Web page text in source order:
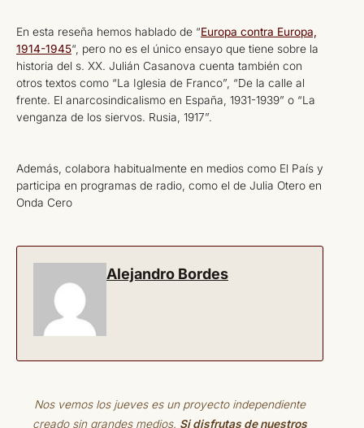
En esta reseña hemos hablado de “Europa contra Europa,
1914-1945“, pero no es el único ensayo que tiene sobre la
historia del s. XX. Julián Casanova cuenta también con
otros textos como “La Iglesia de Franco”, “De la calle al
frente. El anarcosindicalismo en España, 1931-1939” o “La
venganza de los siervos. Rusia, 1917”.
Además, colabora habitualmente en medios como El País y
participa en programas de radio, como el de Julia Otero en
Onda Cero
Alejandro Bordes
Nos vemos los jueves es un proyecto independiente
creado sin grandes medios. Si disfrutas de nuestros